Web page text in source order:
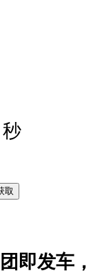
秒
取
即发车，